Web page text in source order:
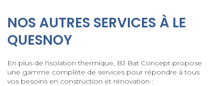
NOS AUTRES SERVICES À LE
QUESNOY
En plus de l'isolation thermique, BJ Bat Concept propose
une gamme complète de services pour répondre à tous
vos besoins en construction et rénovation :